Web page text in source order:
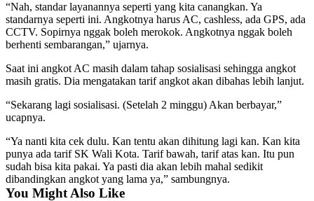
“Nah, standar layanannya seperti yang kita canangkan. Ya
standarnya seperti ini. Angkotnya harus AC, cashless, ada GPS, ada
CCTV. Sopirnya nggak boleh merokok. Angkotnya nggak boleh
berhenti sembarangan,” ujarnya.
Saat ini angkot AC masih dalam tahap sosialisasi sehingga angkot
masih gratis. Dia mengatakan tarif angkot akan dibahas lebih lanjut.
“Sekarang lagi sosialisasi. (Setelah 2 minggu) Akan berbayar,”
ucapnya.
“Ya nanti kita cek dulu. Kan tentu akan dihitung lagi kan. Kan kita
punya ada tarif SK Wali Kota. Tarif bawah, tarif atas kan. Itu pun
sudah bisa kita pakai. Ya pasti dia akan lebih mahal sedikit
dibandingkan angkot yang lama ya,” sambungnya.
You Might Also Like